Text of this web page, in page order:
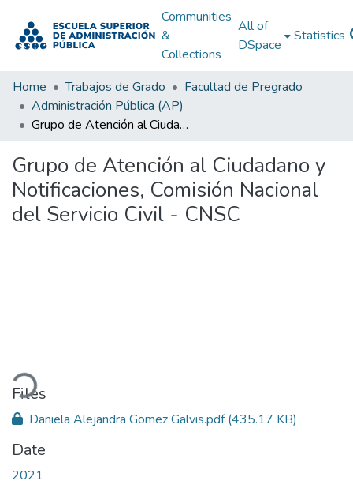
Communities
&
Collections
All of
DSpace
Statistics
Home Trabajos de Grado
Facultad de Pregrado
Administración Pública (AP)
Grupo de Atención al Ciudadano y Notificaciones, Comisión Nacional del Servicio Civil - CNSC
Grupo de Atención al Ciudadano y
Notificaciones, Comisión Nacional
del Servicio Civil - CNSC
Files
Daniela Alejandra Gomez Galvis.pdf(435.17 KB)
Date
2021